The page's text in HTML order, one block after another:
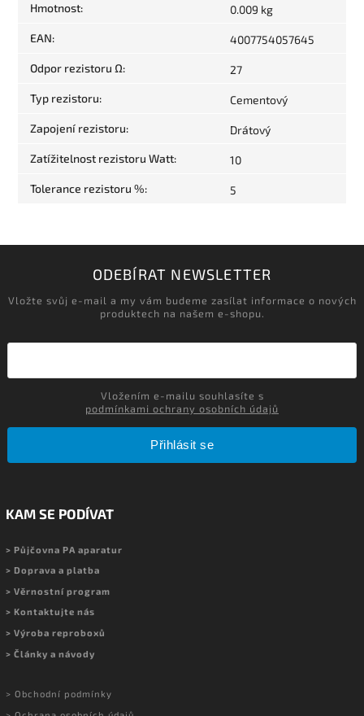
Hmotnost: 0.009 kg
EAN: 4007754057645
Odpor rezistoru Ω: 27
Typ rezistoru: Cementový
Zapojení rezistoru: Drátový
Zatížitelnost rezistoru Watt: 10
Tolerance rezistoru %: 5
ODEBÍRAT NEWSLETTER
Vložte svůj e-mail a my vám budeme zasílat informace o nových
produktech na našem e-shopu.
podmínkami ochrany osobních údajů
Přihlásit se
KAM SE PODÍVAT
> Půjčovna PA aparatur
> Doprava a platba
> Věrnostní program
> Kontaktujte nás
> Výroba reproboxů
> Články a návody
> Obchodní podmínky